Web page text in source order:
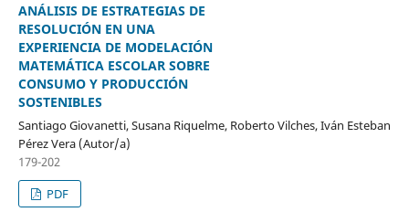
ANÁLISIS DE ESTRATEGIAS DE
RESOLUCIÓN EN UNA
EXPERIENCIA DE MODELACIÓN
MATEMÁTICA ESCOLAR SOBRE
CONSUMO Y PRODUCCIÓN
SOSTENIBLES
Santiago Giovanetti, Susana Riquelme, Roberto Vilches, Iván Esteban
Pérez Vera (Autor/a)
179-202
PDF